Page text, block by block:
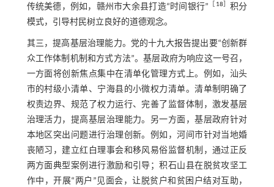
传统美德，例如，赣州市大余县打造“时间银行”
18 ］积分
模式，引导村民树立良好的道德观念。
其三，提高基层治理能力。党的十九大报告提出要“创新群
众工作体制机制和方式方法”。基层政府为响应这一号召，
一方面将创新焦点集中在清单化管理方式上。例如，汕头
市的村级小清单、宁海县的小微权力清单。清单制明确了
权责边界、规范了权力运行、完善了监督体制，激发基层
治理活力，提高基层治理能力。另一方面，基层政府针对
本地区突出问题进行治理创新。例如，河间市针对当地婚
丧陋习，建立红白理事会和移风易俗监督机制，通过正反
两方面典型案例进行激励和引导；积石山县在脱贫攻坚工
作中，开展“两户”见面会，让脱贫户和贫困户结对互助，